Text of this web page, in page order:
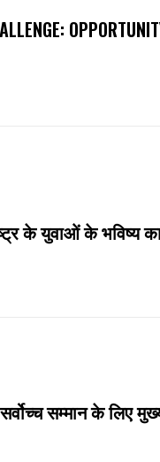
के युवाओं के भविष्य का
सम्मान के लिए